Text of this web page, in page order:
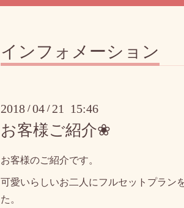
インフォメーション
2018 /04 / 21 15:46
お客様ご紹介❀
お客様のご紹介です。
可愛いらしいお二人にフルセットプラン
た。